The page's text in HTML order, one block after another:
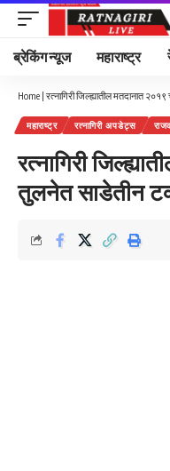
ब्रेकिंग न्यूज महाराष्ट्र
Home | रत्नागिरी जिल्ह्यातील मतदानात
महाराष्ट्र रत्नागिरी अपडेट्स
रत्नागिरी
तुलनेत साडेतीन